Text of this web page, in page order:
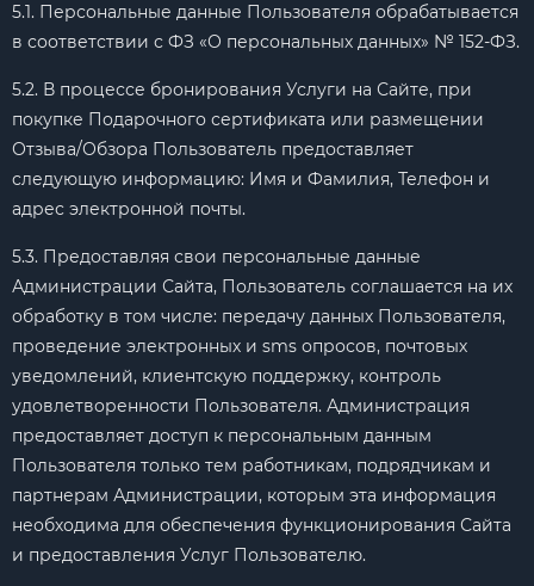
5.1. Персональные данные Пользователя обрабатывается
в соответствии с ФЗ «О персональных данных» № 152-ФЗ.
5.2. В процессе бронирования Услуги на Сайте, при
покупке Подарочного сертификата или размещении
Отзыва/Обзора Пользователь предоставляет
следующую информацию: Имя и Фамилия, Телефон и
адрес электронной почты.
5.3. Предоставляя свои персональные данные
Администрации Сайта, Пользователь соглашается на их
обработку в том числе: передачу данных Пользователя,
проведение электронных и sms опросов, почтовых
уведомлений, клиентскую поддержку, контроль
удовлетворенности Пользователя. Администрация
предоставляет доступ к персональным данным
Пользователя только тем работникам, подрядчикам и
партнерам Администрации, которым эта информация
необходима для обеспечения функционирования Сайта
и предоставления Услуг Пользователю.